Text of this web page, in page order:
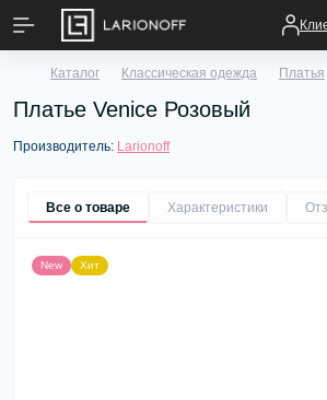
Каталог Классическая одежда Платья
Платье Venice Розовый
Производитель: Larionoff
Все о товаре Характеристики
New Хит